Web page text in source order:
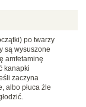
po twarzy
są wysuszone
amfetaminę
kanapki
zaczyna
albo płuca źle